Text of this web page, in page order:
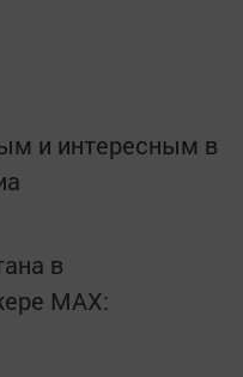
и интересным в
в
MАХ: